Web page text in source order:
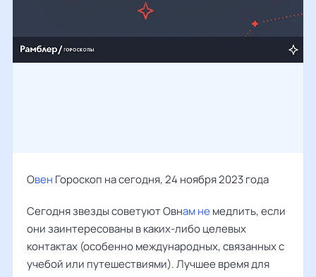
Овен Гороскоп на сегодня, 24 ноября 2023 года
Сегодня звезды советуют Овнам не медлить, если
они заинтересованы в каких-либо целевых
контактах (особенно международных, связанных с
учебой или путешествиями). Лучшее время для